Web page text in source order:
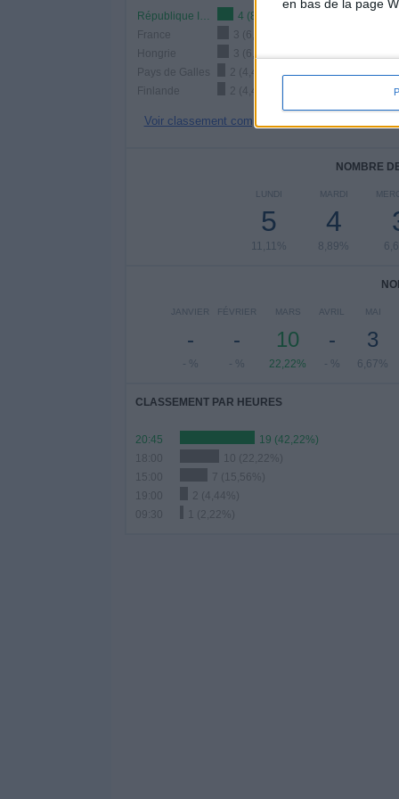
en bas de la page
République Irlande
4 (8,89%)
France
3 (6,67%)
Hongrie
3 (6,67%)
Pays de Galles
2 (4,44%)
Finlande
2 (4,44%)
Voir classement complet
NOMBRE
LUNDI
5
11,11%
MARDI
4
8,89%
JANVIER
-
- %
FÉVRIER
-
- %
MARS
10
22,22%
AVRIL
-
- %
MAI
3
6,67%
CLASSEMENT PAR HEURES
20:45
19 (42,22%)
18:00
10 (22,22%)
15:00
7 (15,56%)
19:00
2 (4,44%)
09:30
1 (2,22%)